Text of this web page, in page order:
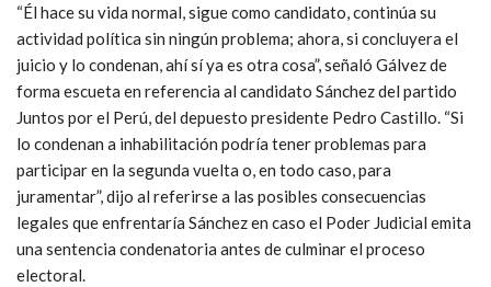
“Él hace su vida normal, sigue como candidato, continúa su
actividad política sin ningún problema; ahora, si concluyera el
juicio y lo condenan, ahí sí ya es otra cosa”, señaló Gálvez de
forma escueta en referencia al candidato Sánchez del partido
Juntos por el Perú, del depuesto presidente Pedro Castillo. “Si
lo condenan a inhabilitación podría tener problemas para
participar en la segunda vuelta o, en todo caso, para
juramentar”, dijo al referirse a las posibles consecuencias
legales que enfrentaría Sánchez en caso el Poder Judicial emita
una sentencia condenatoria antes de culminar el proceso
electoral.